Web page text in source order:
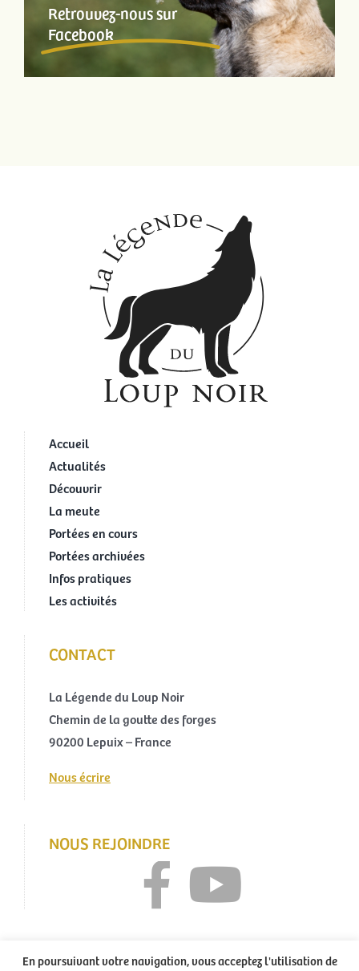
Retrouvez-nous sur
Facebook
Accueil
Actualités
Découvrir
La meute
Portées en cours
Portées archivées
Infos pratiques
Les activités
CONTACT
La Légende du Loup Noir
Chemin de la goutte des forges
90200 Lepuix – France
Nous écrire
NOUS REJOINDRE
En poursuivant votre navigation, vous acceptez l'utilisation de